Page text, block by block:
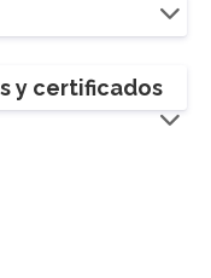
y certificados